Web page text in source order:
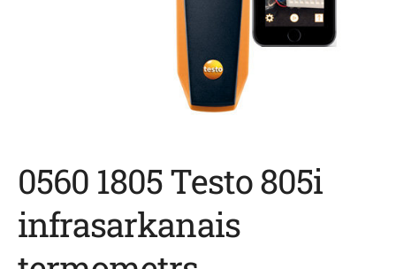
0560 1805 Testo 805i
infrasarkanais